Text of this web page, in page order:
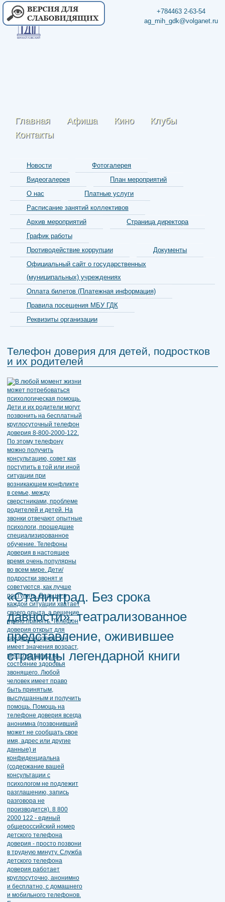
+784463 2-63-54
ag_mih_gdk@volganet.ru
Главная Афиша Кино
Клубы
Контакты
Новости
Фотогалерея
Видеогалерея
План мероприятий
О нас
Платные услуги
Расписание занятий коллективов
Архив мероприятий
Страница директора
График работы
Противодействие коррупции
Документы
Официальный сайт о государственных
(муниципальных) учреждениях
Оплата билетов (Платежная информация)
Правила посещения МБУ ГДК
Реквизиты организации
Телефон доверия для детей, подростков
и их родителей
«Сталинград. Без срока
давности»: театрализованное
представление, оживившее
страницы легендарной книги